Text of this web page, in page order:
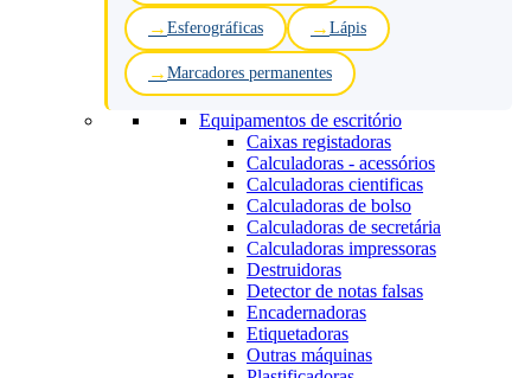
Esferográficas Lápis
Marcadores permanentes
Equipamentos de escritório
Caixas registadoras
Calculadoras - acessórios
Calculadoras cientificas
Calculadoras de bolso
Calculadoras de secretária
Calculadoras impressoras
Destruidoras
Detector de notas falsas
Encadernadoras
Etiquetadoras
Outras máquinas